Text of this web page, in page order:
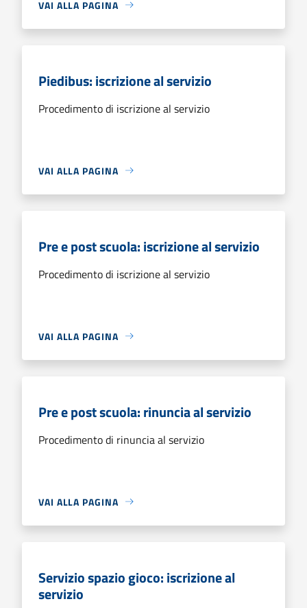
VAI ALLA PAGINA
Piedibus: iscrizione al servizio
Procedimento di iscrizione al servizio
VAI ALLA PAGINA
Pre e post scuola: iscrizione al servizio
Procedimento di iscrizione al servizio
VAI ALLA PAGINA
Pre e post scuola: rinuncia al servizio
Procedimento di rinuncia al servizio
VAI ALLA PAGINA
Servizio spazio gioco: iscrizione al
servizio